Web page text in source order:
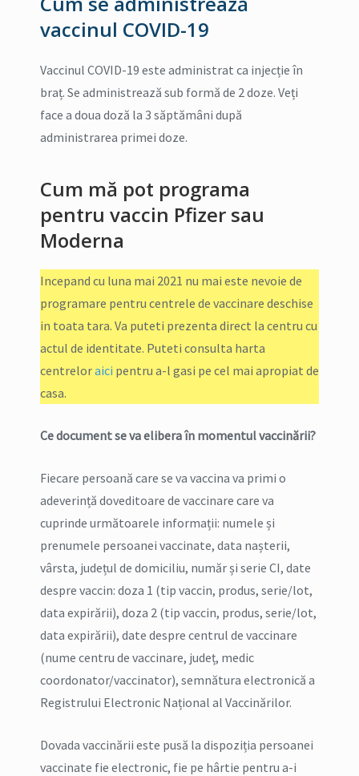
vaccinul COVID-19
Vaccinul COVID-19 este administrat ca injecție în
braț. Se administrează sub formă de 2 doze. Veți
face a doua doză la 3 săptămâni după
administrarea primei doze.
Cum mă pot programa
pentru vaccin Pfizer sau
Moderna
Incepand cu luna mai 2021 nu mai este nevoie de
programare pentru centrele de vaccinare deschise
in toata tara. Va puteti prezenta direct la centru cu
actul de identitate. Puteti consulta harta
centreloraici pentru a-l gasi pe cel mai apropiat de
casa.
Ce document se va elibera în momentul vaccinării?
Fiecare persoană care se va vaccina va primi o
adeverință doveditoare de vaccinare care va
cuprinde următoarele informații: numele și
prenumele persoanei vaccinate, data nașterii,
vârsta, județul de domiciliu, număr și serie CI, date
despre vaccin: doza 1 (tip vaccin, produs, serie/lot,
data expirării), doza 2 (tip vaccin, produs, serie/lot,
data expirării), date despre centrul de vaccinare
(nume centru de vaccinare, județ, medic
coordonator/vaccinator), semnătura electronică a
Registrului Electronic Național al Vaccinărilor.
Dovada vaccinării este pusă la dispoziția persoanei
vaccinate fie electronic, fie pe hârtie pentru a-i